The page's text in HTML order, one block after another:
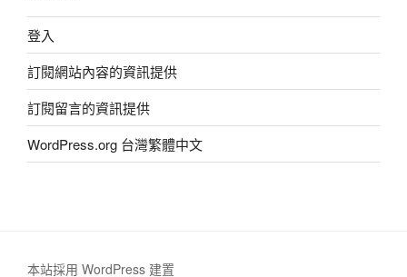
登入
訂閱網站內容的資訊提供
訂閱留言的資訊提供
WordPress.org 台灣繁體中文
本站採用 WordPress 建置